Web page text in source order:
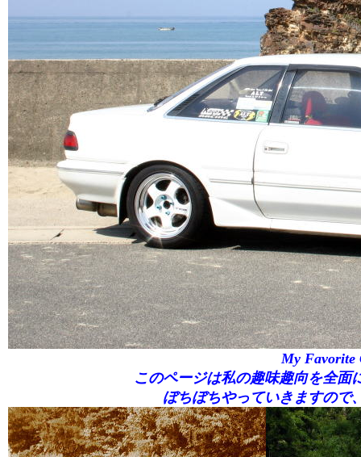
My Favorite
このページは私の趣味趣向を全面
ぼちぼちやっていきますので